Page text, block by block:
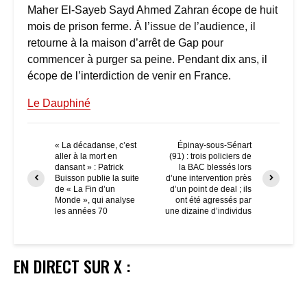
Maher El-Sayeb Sayd Ahmed Zahran écope de huit
mois de prison ferme. À l’issue de l’audience, il
retourne à la maison d’arrêt de Gap pour
commencer à purger sa peine. Pendant dix ans, il
écope de l’interdiction de venir en France.
Le Dauphiné
« La décadanse, c’est
aller à la mort en
dansant » : Patrick
Buisson publie la suite
de « La Fin d’un
Monde », qui analyse
les années 70
Épinay-sous-Sénart
(91) : trois policiers de
la BAC blessés lors
d’une intervention près
d’un point de deal ; ils
ont été agressés par
une dizaine d’individus
EN DIRECT SUR X :